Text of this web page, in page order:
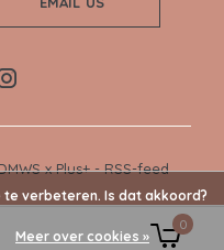
xPlus+-RSS-feed
0
te verbeteren. Is dat akkoord?
Meer over cookies »